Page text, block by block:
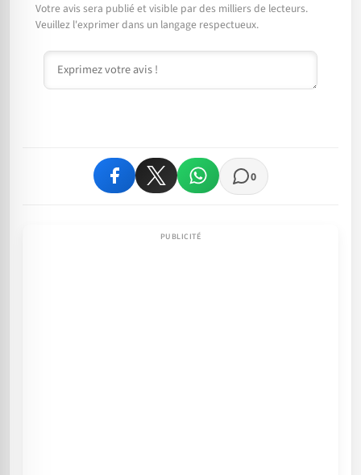
Votre avis sera publié et visible par des milliers de lecteurs.
Veuillez l'exprimer dans un langage respectueux.
Commentaire
0